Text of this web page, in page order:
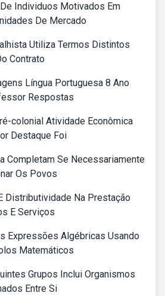
Individuos Motivados Em
De Mercado
Utiliza Termos Distintos
Contrato
Língua Portuguesa 8 Ano
Respostas
colonial Atividade Econômica
Destaque Foi
Completam Se Necessariamente
Os Povos
Distributividade Na Prestação
E Serviços
Expressões Algébricas Usando
Matemáticos
Grupos Inclui Organismos
Entre Si